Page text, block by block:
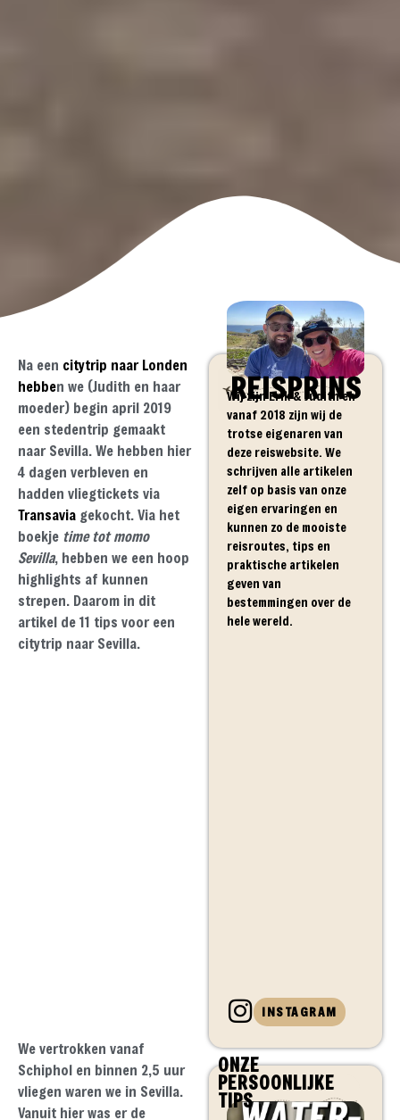
Na een citytrip naar Londen
hebben we (Judith en haar
moeder) begin april 2019
een stedentrip gemaakt
naar Sevilla. We hebben hier
4 dagen verbleven en
hadden vliegtickets via
Transavia gekocht. Via het
boekje time tot momo
Sevilla, hebben we een hoop
highlights af kunnen
strepen. Daarom in dit
artikel de 11 tips voor een
citytrip naar Sevilla.
We vertrokken vanaf
Schiphol en binnen 2,5 uur
vliegen waren we in Sevilla.
Vanuit hier was er de
REISPRINS
Wij zijn Erik & Judith en
vanaf 2018 zijn wij de
trotse eigenaren van
deze reiswebsite. We
schrijven alle artikelen
zelf op basis van onze
eigen ervaringen en
kunnen zo de mooiste
reisroutes, tips en
praktische artikelen
geven van
bestemmingen over de
hele wereld.
INSTAGRAM
ONZE
PERSOONLIJKE
TIPS